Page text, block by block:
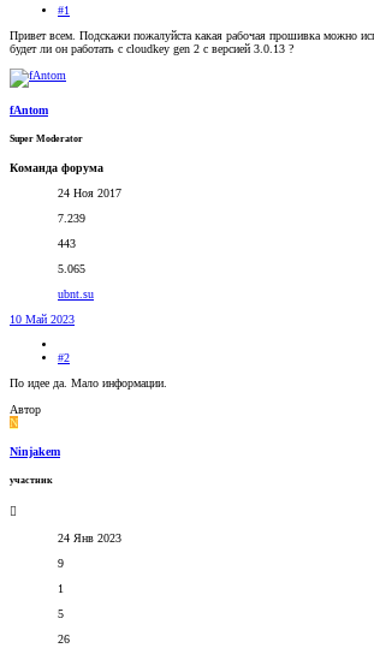
#1
Привет всем. Подскажи пожалуйста какая рабочая прошивка можно
будет ли он работать с cloudkey gen 2 с версией 3.0.13 ?
fAntom
Super Moderator
Команда форума
24 Ноя 2017
7.239
443
5.065
ubnt.su
10 Май 2023
#2
По идее да. Мало информации.
Автор
N
Ninjakem
участник
24 Янв 2023
9
1
5
26